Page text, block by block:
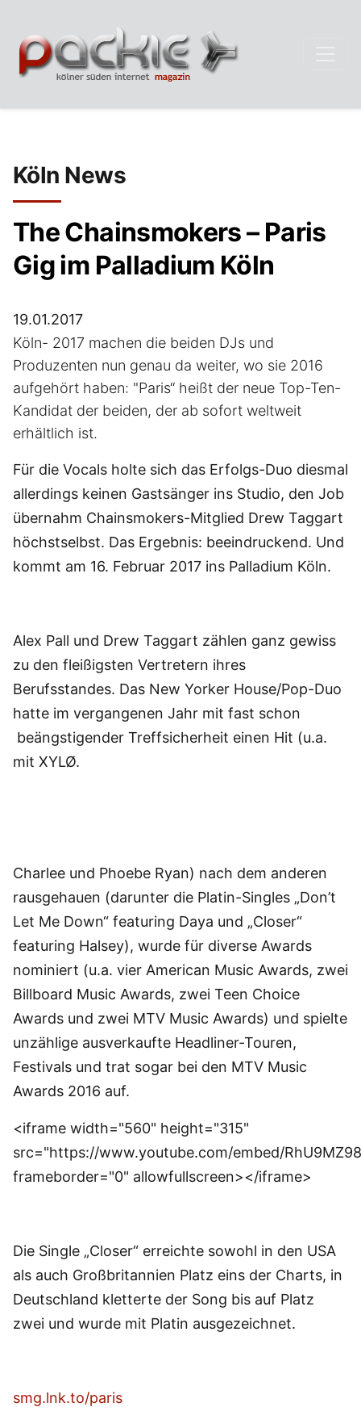
Köln News
The Chainsmokers – Paris
Gig im Palladium Köln
19.01.2017
Köln- 2017 machen die beiden DJs und
Produzenten nun genau da weiter, wo sie 2016
aufgehört haben: "Paris“ heißt der neue Top-Ten-
Kandidat der beiden, der ab sofort weltweit
erhältlich ist.
Für die Vocals holte sich das Erfolgs-Duo diesmal
allerdings keinen Gastsänger ins Studio, den Job
übernahm Chainsmokers-Mitglied Drew Taggart
höchstselbst. Das Ergebnis: beeindruckend. Und
kommt am 16. Februar 2017 ins Palladium Köln.
Alex Pall und Drew Taggart zählen ganz gewiss
zu den fleißigsten Vertretern ihres
Berufsstandes. Das New Yorker House/Pop-Duo
hatte im vergangenen Jahr mit fast schon
beängstigender Treffsicherheit einen Hit (u.a.
mit XYLØ.
Charlee und Phoebe Ryan) nach dem anderen
rausgehauen (darunter die Platin-Singles „Don’t
Let Me Down“ featuring Daya und „Closer“
featuring Halsey), wurde für diverse Awards
nominiert (u.a. vier American Music Awards, zwei
Billboard Music Awards, zwei Teen Choice
Awards und zwei MTV Music Awards) und spielte
unzählige ausverkaufte Headliner-Touren,
Festivals und trat sogar bei den MTV Music
Awards 2016 auf.
<iframe width="560" height="315"
src="https://www.youtube.com/embed/
frameborder="0" allowfullscreen></iframe>
Die Single „Closer“ erreichte sowohl in den USA
als auch Großbritannien Platz eins der Charts, in
Deutschland kletterte der Song bis auf Platz
zwei und wurde mit Platin ausgezeichnet.
smg.lnk.to/paris